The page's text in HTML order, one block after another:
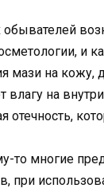
обывателей
и
мази на кожу,
влагу на
отечность,
то многие
при